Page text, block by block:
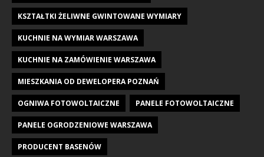
KSZTAŁTKI ŻELIWNE GWINTOWANE WYMIARY
KUCHNIE NA WYMIAR WARSZAWA
KUCHNIE NA ZAMÓWIENIE WARSZAWA
MIESZKANIA OD DEWELOPERA POZNAŃ
OGNIWA FOTOWOLTAICZNE PANELE FOTOWOLTAICZNE
PANELE OGRODZENIOWE WARSZAWA
PRODUCENT BASENÓW